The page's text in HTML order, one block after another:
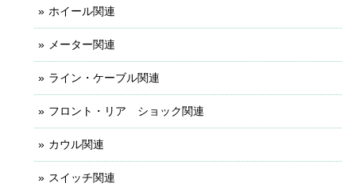
ホイール関連
メーター関連
ライン・ケーブル関連
フロント・リア ショック関連
カウル関連
スイッチ関連